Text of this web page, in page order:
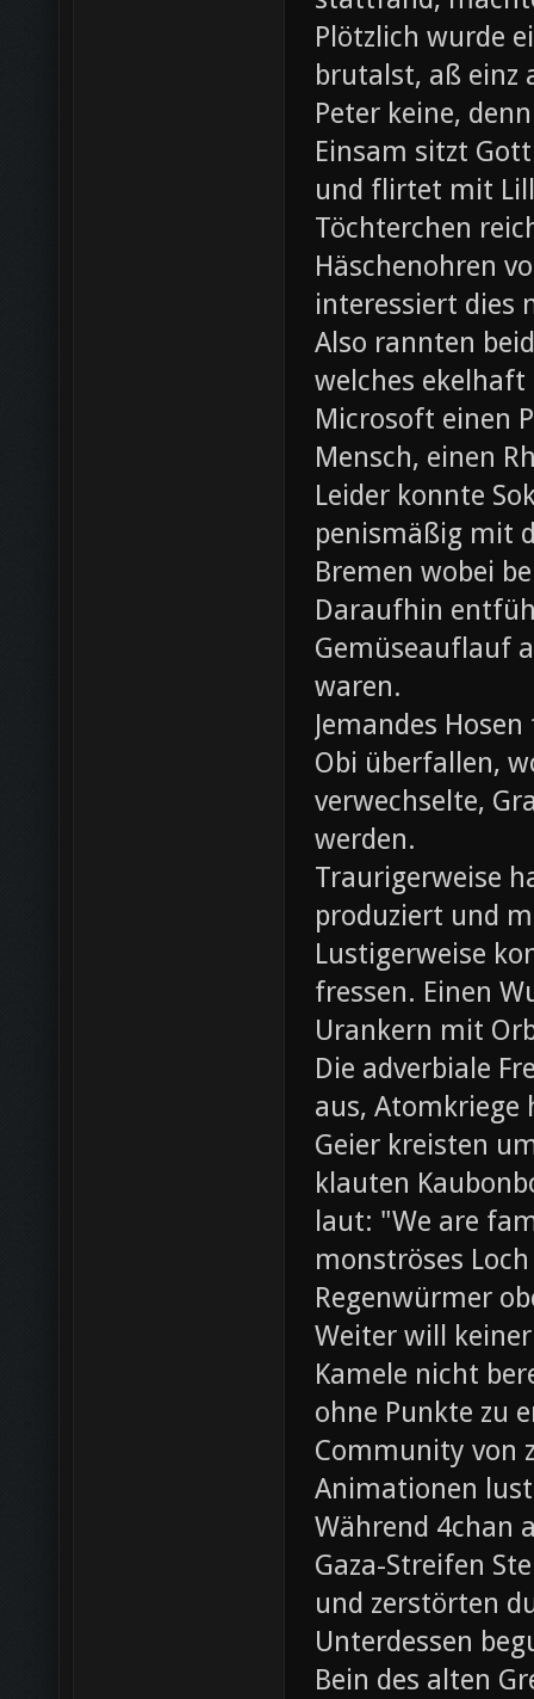
Plötzlich wurde
brutalst, aß einz
Peter keine,
Einsam sitzt
und flirtet mit
Töchterchen
Häschenohren
interessiert dies
Also rannten
welches
Microsoft einen
Mensch, einen
Leider konnte
penismäßig mit
Bremen wobei
Daraufhin
Gemüseauflauf
waren.
Jemandes
Obi überfallen,
verwechselte,
werden.
Traurigerweise
produziert und
Lustigerweise
fressen. Einen
Urankern mit
Die adverbiale
aus,
Geier kreisten
klauten
laut: "We are
monströses
Regenwürmer
Weiter will
Kamele nicht
ohne Punkte zu
Community von
Animationen
Während 4chan
Gaza-Streifen
und zerstörten
Unterdessen
Bein des alten